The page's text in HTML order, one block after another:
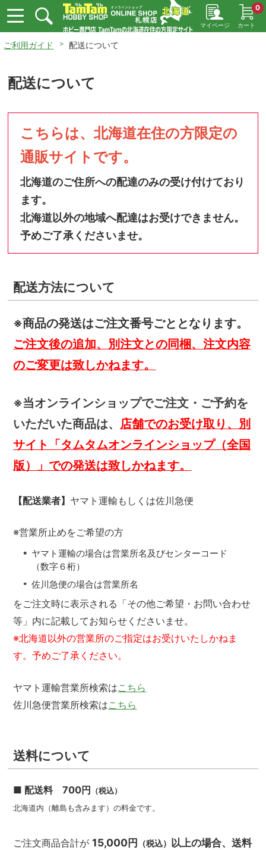
マイページ カート
0
ご利用ガイド 配送について
配送について
こちらは、北海道在住の方限定の
通販サイトです。
北海道のご住所への配達のみの受け付けており
ます。
北海道以外の地域へ配達はお受けできません。
予めご了承くださいませ。
配送方法について
※商品の発送はご注文番号ごととなります。
ご注文後の追加、別注文との同梱、注文内容
のご変更は致しかねます。
※当オンラインショップでご注文・ご予約を
いただいた商品は、 店舗でのお受け取り、別
サイト「タムタムオンラインショップ（全国
版）」での発送は致しかねます。
【配送業者】 ヤマト運輸もしくは佐川急便
※営業所止めをご希望の方
ヤマト運輸の場合は営業所名及びセンターコード
（数字６桁）
佐川急便の場合は営業所名
をご注文時に表示される「その他ご希望・お問い合わせ
等」内に記載してお知らせくださいませ。
※北海道以外の営業所のご指定はお受けいたしかねま
す。予めご了承ください。
ヤマト運輸営業所検索はこちら
佐川急便営業所検索はこちら
送料について
■ 配送料 700円
（税込）
北海道内（離島も含みます）の料金です。
ご注文商品合計が15,000円 （税込） 以上の場合、送料